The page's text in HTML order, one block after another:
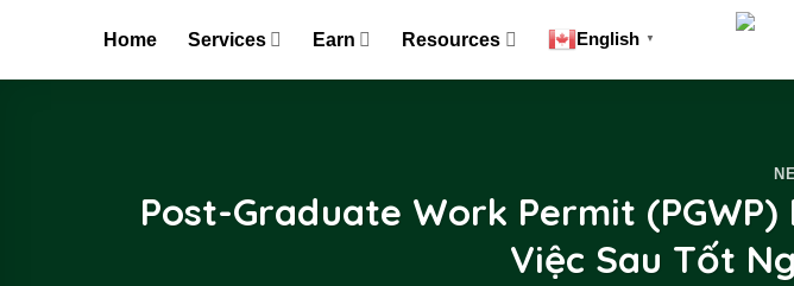
Home Services Earn Resources English ▼
Post-Graduate Work Permit
Việc Sau Tốt